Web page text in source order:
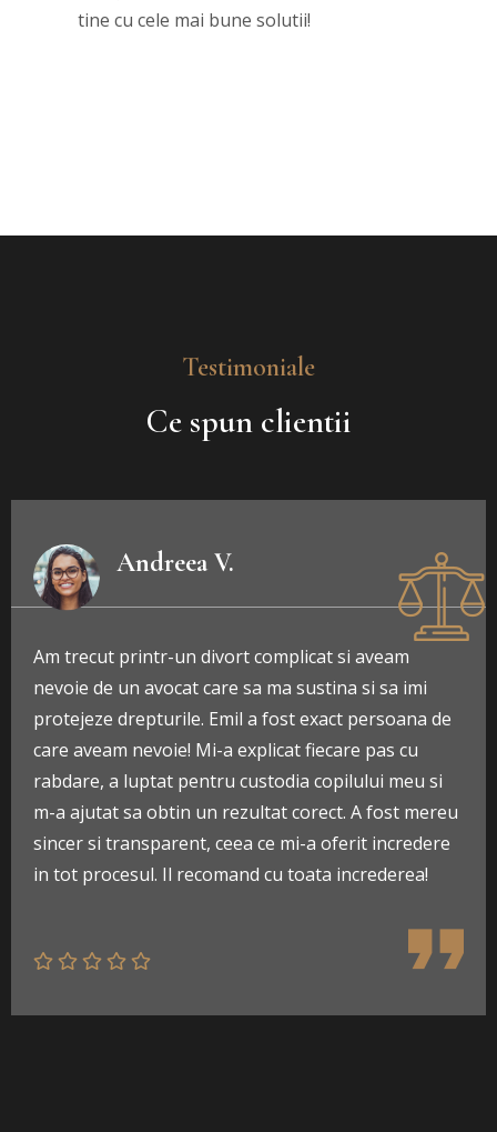
tine cu cele mai bune solutii!
Testimoniale
Ce spun clientii
Andreea V.
Am trecut printr-un divort complicat si aveam
nevoie de un avocat care sa ma sustina si sa imi
protejeze drepturile. Emil a fost exact persoana de
care aveam nevoie! Mi-a explicat fiecare pas cu
rabdare, a luptat pentru custodia copilului meu si
m-a ajutat sa obtin un rezultat corect. A fost mereu
sincer si transparent, ceea ce mi-a oferit incredere
in tot procesul. Il recomand cu toata increderea!